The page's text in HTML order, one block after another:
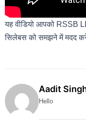
यह वीडियो आपको RSSB
सिलेबस को समझने में मदद
Aadit
Hello